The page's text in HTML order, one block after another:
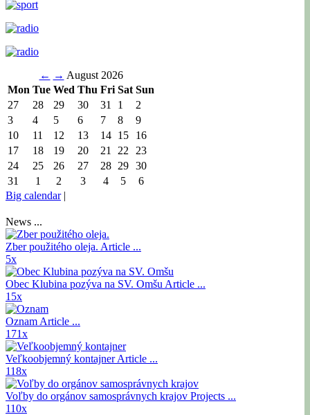
← → August 2026
Mon Tue Wed Thu Fri Sat Sun
27
28 29 30 31 1
2
3
4 5 6 7 8
9
10
11 12 13 14 15
16
17
18 19 20 21 22
23
24
25 26 27 28 29 30
31
1 2 3 4 5
6
Big calendar|
News ...
Zber použitého oleja. Article ...
5x
Obec Klubina pozýva na SV. Omšu Article ...
15x
Oznam Article ...
171x
Veľkoobjemný kontajnerArticle ...
118x
Voľby do orgánov samosprávnych krajov Projects ...
110x